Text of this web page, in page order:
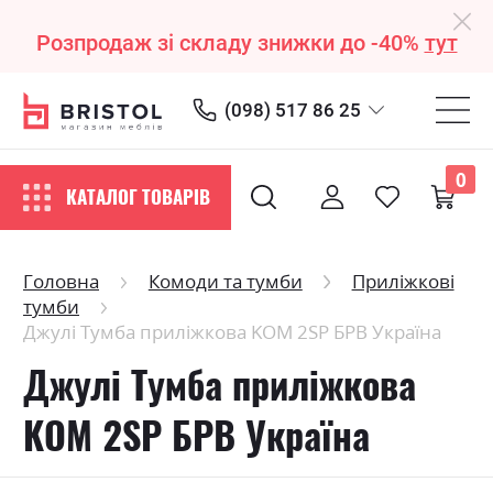
Розпродаж зі складу знижки до -40% тут
(098) 517 86 25
КАТАЛОГ ТОВАРІВ
0
Головна Комоди та тумби
Приліжкові
тумби
Джулі Тумба приліжкова KOM 2SP БРВ Україна
Джулі Тумба приліжкова
KOM 2SP БРВ Україна